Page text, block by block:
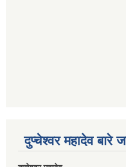
दुप्चेश्वर महादेव बारे